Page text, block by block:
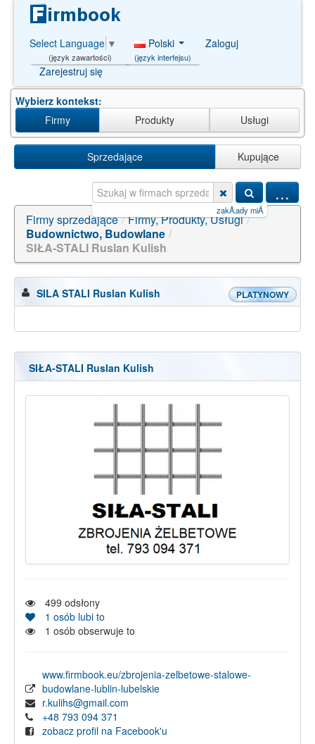
Select Language ▼
(język zawartości)
Polski
(język interfejsu)
Zaloguj
Zarejestruj się
Wybierz kontekst:
Firmy
Produkty Usługi
Sprzedające Kupujące
...
zakÅ‚ady miÄ™sna w daniAND/**%
Firmy sprzedające / Firmy, Produkty, Usługi /
Budownictwo, Budowlane /
SIŁA-STALI Ruslan Kulish
PLATYNOWY
SILA STALI Ruslan Kulish
SIŁA-STALI Ruslan Kulish
499 odsłony
1 osób lubi to
1 osób obserwuje to
www.firmbook.eu/zbrojenia-zelbetowe-stalowe-
budowlane-lublin-lubelskie
r.kulihs@gmail.com
+48 793 094 371
zobacz profil na Facebook'u